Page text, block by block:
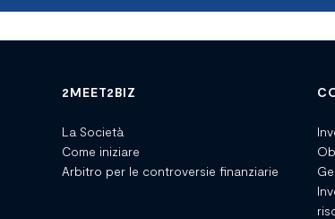
2MEET2BIZ
La Società
Come iniziare
Arbitro per le controversie finanziarie